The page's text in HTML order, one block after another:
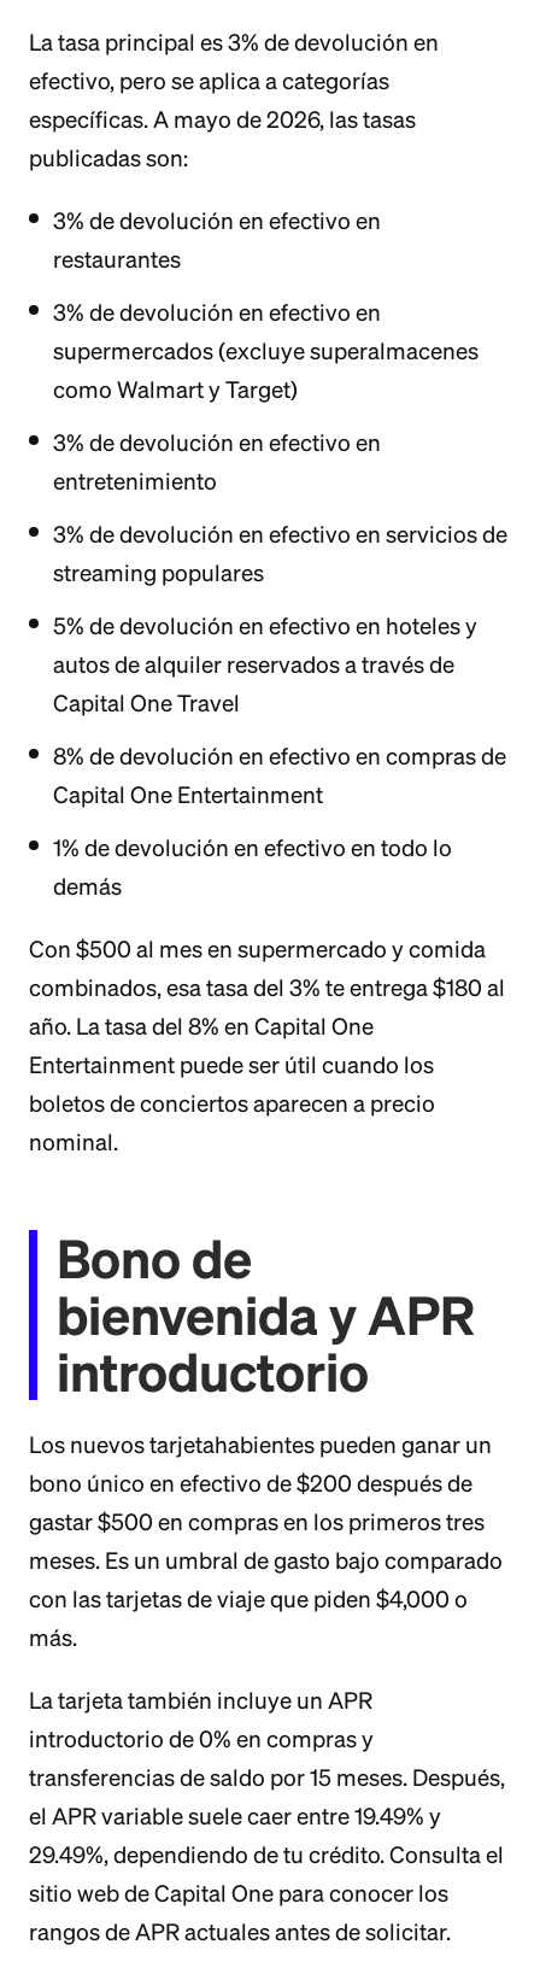
La tasa principal es 3% de devolución en
efectivo, pero se aplica a categorías
específicas. A mayo de 2026, las tasas
publicadas son:
3% de devolución en efectivo en
restaurantes
3% de devolución en efectivo en
supermercados (excluye superalmacenes
como Walmart y Target)
3% de devolución en efectivo en
entretenimiento
3% de devolución en efectivo en servicios de
streaming populares
5% de devolución en efectivo en hoteles y
autos de alquiler reservados a través de
Capital One Travel
8% de devolución en efectivo en compras de
Capital One Entertainment
1% de devolución en efectivo en todo lo
demás
Con $500 al mes en supermercado y comida
combinados, esa tasa del 3% te entrega $180 al
año. La tasa del 8% en Capital One
Entertainment puede ser útil cuando los
boletos de conciertos aparecen a precio
nominal.
Bono de
bienvenida y APR
introductorio
Los nuevos tarjetahabientes pueden ganar un
bono único en efectivo de $200 después de
gastar $500 en compras en los primeros tres
meses. Es un umbral de gasto bajo comparado
con las tarjetas de viaje que piden $4,000 o
más.
La tarjeta también incluye un APR
introductorio de 0% en compras y
transferencias de saldo por 15 meses. Después,
el APR variable suele caer entre 19.49% y
29.49%, dependiendo de tu crédito. Consulta el
sitio web de Capital One para conocer los
rangos de APR actuales antes de solicitar.